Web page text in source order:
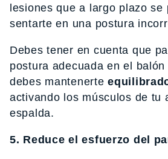
lesiones que a largo plazo se
sentarte en una postura
Debes tener en cuenta que
postura adecuada en el
debes mantenerte
activando los músculos de tu
espalda.
5. Reduce el esfuerzo del